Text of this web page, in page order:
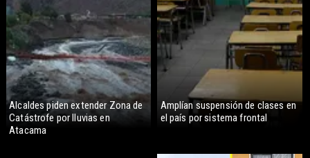
Alcaldes piden extender Zona de
Catástrofe por lluvias en
Atacama
Amplían suspensión de clases en
el país por sistema frontal